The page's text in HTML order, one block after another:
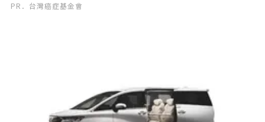
PR．台灣癌症基金會